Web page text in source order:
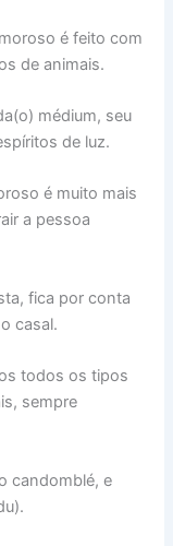
é feito com
de animais.
médium, seu
de luz.
é muito mais
a pessoa
fica por conta
casal.
todos os tipos
sempre
candomblé, e